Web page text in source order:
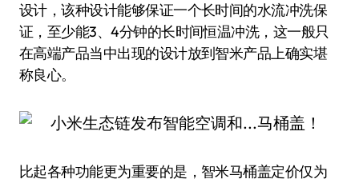
设计，该种设计能够保证一个长时间的水流冲洗保
证，至少能3、4分钟的长时间恒温冲洗，这一般只
在高端产品当中出现的设计放到智米产品上确实堪
称良心。
比起各种功能更为重要的是，智米马桶盖定价仅为